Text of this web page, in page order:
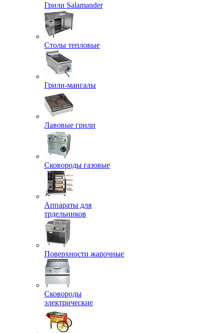
Грили Salamander
Столы тепловые
Грили-мангалы
Лавовые грили
Сковороды газовые
Аппараты для
трдельников
Поверхности жарочные
Сковороды
электрические